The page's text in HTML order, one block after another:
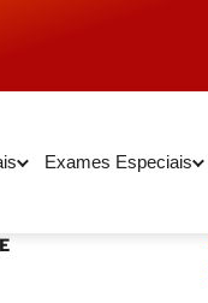
Exames Especiais